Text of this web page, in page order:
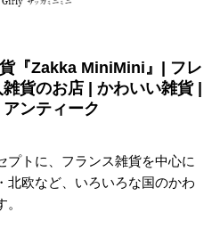
『Zakka MiniMini』| フレ
貨のお店 | かわいい雑貨 |
ンティーク
プトに、フランス雑貨を中心に
北欧など、いろいろな国のかわ